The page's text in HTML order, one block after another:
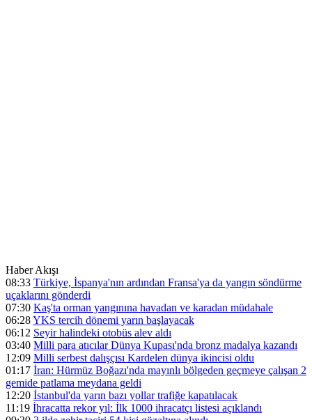
Haber Akışı
08:33 Türkiye, İspanya'nın ardından Fransa'ya da yangın söndürme
uçaklarını gönderdi
07:30 Kaş'ta orman yangınına havadan ve karadan müdahale
06:28YKS tercih dönemi yarın başlayacak
06:12 Seyir halindeki otobüs alev aldı
03:40 Milli para atıcılar Dünya Kupası'nda bronz madalya kazandı
12:09 Milli serbest dalışçısı Kardelen dünya ikincisi oldu
01:17 İran: Hürmüz Boğazı'nda mayınlı bölgeden geçmeye çalışan 2
gemide patlama meydana geldi
12:20 İstanbul'da yarın bazı yollar trafiğe kapatılacak
11:19 İhracatta rekor yıl: İlk 1000 ihracatçı listesi açıklandı